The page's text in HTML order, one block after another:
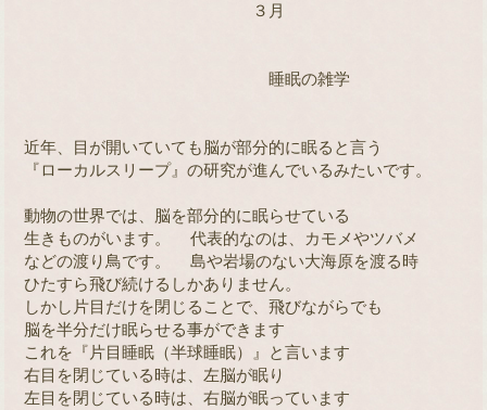
３月
                         睡眠の雑学
近年、目が開いていても脳が部分的に眠ると言う
『ローカルスリープ』の研究が進んでいるみたいです。
動物の世界では、脳を部分的に眠らせている
生きものがいます。  代表的なのは、カモメやツバメ
などの渡り鳥です。  島や岩場のない大海原を渡る時
ひたすら飛び続けるしかありません。
しかし片目だけを閉じることで、飛びながらでも
脳を半分だけ眠らせる事ができます
これを『片目睡眠（半球睡眠）』と言います
右目を閉じている時は、左脳が眠り
左目を閉じている時は、右脳が眠っています